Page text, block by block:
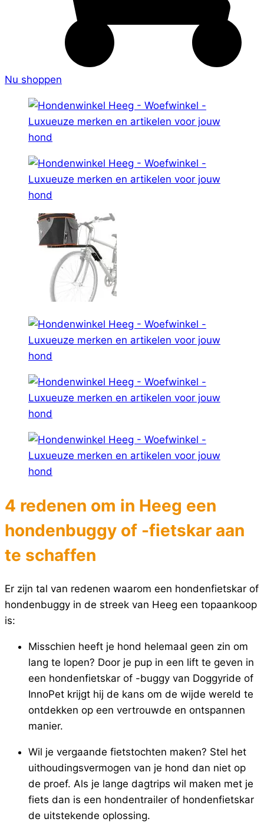
Nu shoppen
4 redenen om in Heeg een
hondenbuggy of -fietskar aan
te schaffen
Er zijn tal van redenen waarom een hondenfietskar of
hondenbuggy in de streek van Heeg een topaankoop
is:
Misschien heeft je hond helemaal geen zin om
lang te lopen? Door je pup in een lift te geven in
een hondenfietskar of -buggy van Doggyride of
InnoPet krijgt hij de kans om de wijde wereld te
ontdekken op een vertrouwde en ontspannen
manier.
Wil je vergaande fietstochten maken? Stel het
uithoudingsvermogen van je hond dan niet op
de proef. Als je lange dagtrips wil maken met je
fiets dan is een hondentrailer of hondenfietskar
de uitstekende oplossing.